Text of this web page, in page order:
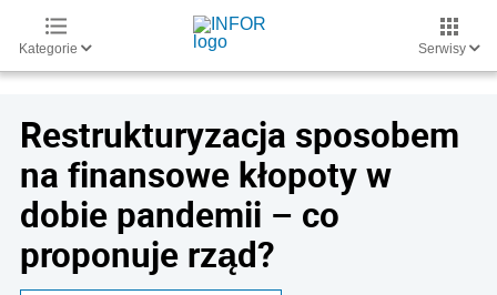
Kategorie Serwisy
Restrukturyzacja sposobem
na finansowe kłopoty w
dobie pandemii – co
proponuje rząd?